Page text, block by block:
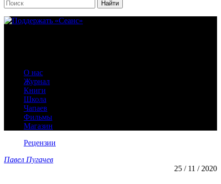
О нас
Журнал
Книги
Школа
Чапаев
Фильмы
Магазин
Рецензии
Павел Пугачев
25 / 11 / 2020